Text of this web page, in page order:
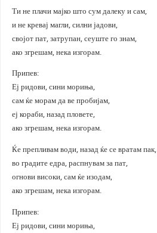
Ти не плачи мајко што сум далеку и сам,
и не кревај магли, силни јадови,
својот пат, затрупан, сеуште го знам,
ако згрешам, нека изгорам.
Припев:
Еј ридови, сини мориња,
сам ќе морам да ве пробијам,
еј кораби, назад пловете,
ако згрешам, нека изгорам.
Ќе препливам води, назад ќе се вратам пак,
во градите едра, распнувам за пат,
огнови високи, сам ќе изодам,
ако згрешам, нека изгорам.
Припев:
Еј ридови, сини мориња,